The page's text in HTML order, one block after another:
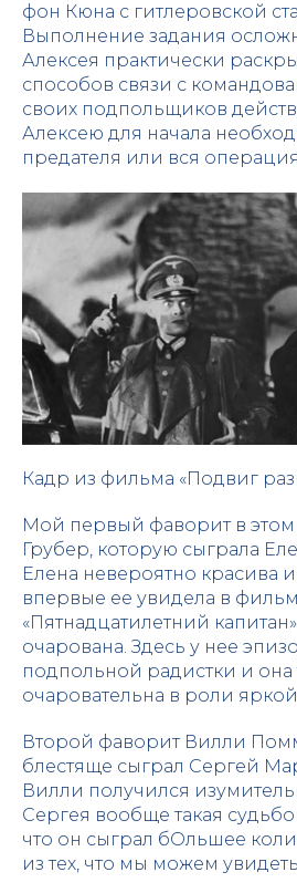
фон Кюна с гитлеровской
Выполнение задания
Алексея практически
способов связи с
своих подпольщиков
Алексею для начала
предателя или вся
Кадр из фильма «Подвиг
Мой первый фаворит в
Грубер, которую сыграла
Елена невероятно красива
впервые ее увидела в
«Пятнадцатилетний
очарована. Здесь у нее
подпольной радистки и она
очаровательна в роли яркой
Второй фаворит Вилли
блестяще сыграл Сергей
Вилли получился
Сергея вообще такая
что он сыграл бОльшее
из тех, что мы можем